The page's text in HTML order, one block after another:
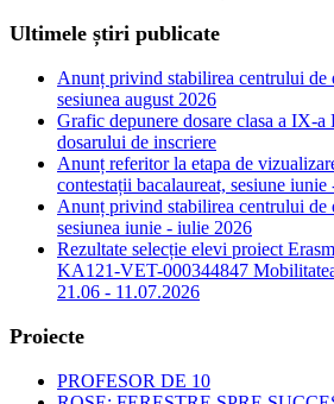
Ultimele știri publicate
Anunț privind stabilirea centrului de
sesiunea august 2026
Grafic depunere dosare clasa a IX-
dosarului de inscriere
Anunț referitor la etapa de
contestații bacalaureat, sesiune
Anunț privind stabilirea centrului de
sesiunea iunie - iulie 2026
Rezultate selecție elevi proiect
KA121-VET-000344847
21.06 - 11.07.2026
Proiecte
PROFESOR DE 10